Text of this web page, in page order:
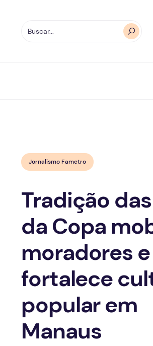
Jornalismo Fametro
Tradição
da Copa
moradores e
fortalece
popular em
Manaus